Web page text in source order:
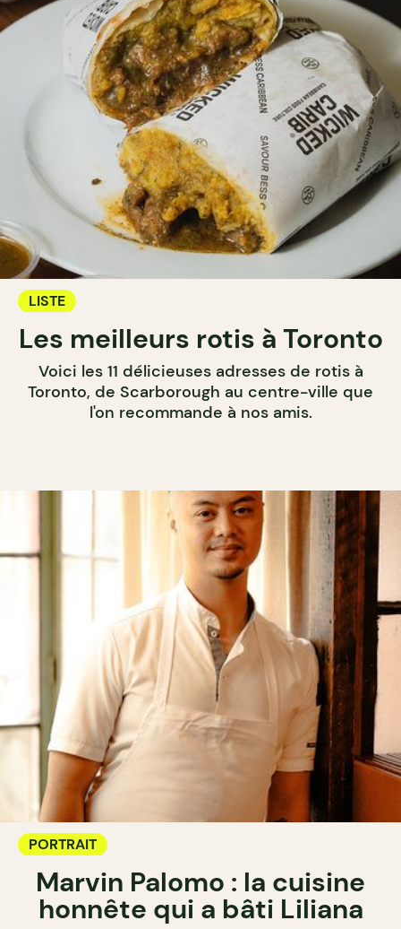
LISTE
Les meilleurs rotis à Toronto
Voici les 11 délicieuses adresses de rotis à
Toronto, de Scarborough au centre-ville que
l'on recommande à nos amis.
PORTRAIT
Marvin Palomo : la cuisine
honnête qui a bâti Liliana